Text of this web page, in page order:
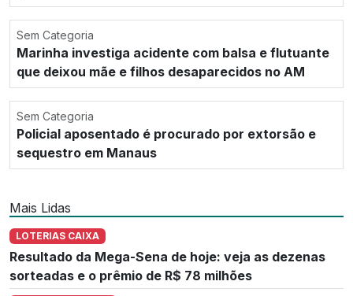
Sem Categoria
Marinha investiga acidente com balsa e flutuante
que deixou mãe e filhos desaparecidos no AM
Sem Categoria
Policial aposentado é procurado por extorsão e
sequestro em Manaus
Mais Lidas
LOTERIAS CAIXA
Resultado da Mega-Sena de hoje: veja as dezenas
sorteadas e o prêmio de R$ 78 milhões